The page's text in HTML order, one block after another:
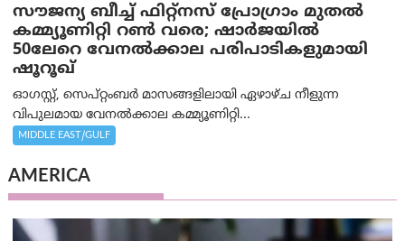
സൗജന്യ ബീച്ച് ഫിറ്റ്നസ് പ്രോ​ഗ്രാം മുതൽ
കമ്മ്യൂണിറ്റി റൺ വരെ; ഷാർജയിൽ
50ലേറെ വേനൽക്കാല പരിപാടികളുമായി
ഷൂറൂഖ്
ഓഗസ്റ്റ്, സെപ്റ്റംബർ മാസങ്ങളിലായി ഏഴാഴ്ച നീളുന്ന
വിപുലമായ വേനൽക്കാല കമ്മ്യൂണിറ്റി...
MIDDLE EAST/GULF
AMERICA